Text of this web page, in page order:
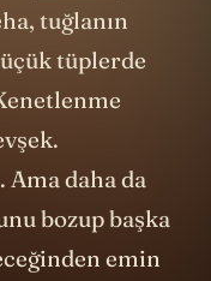
tuğlanın
tüplerde
Ama daha da
bozup başka
emin